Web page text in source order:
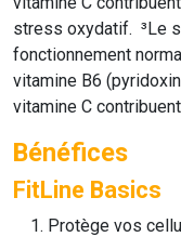
stress oxydatif. ³Le
fonctionnement
vitamine B6
vitamine C
Bénéfices
FitLine Basics
Protège vos